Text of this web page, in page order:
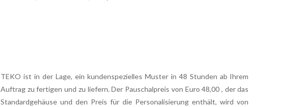
TEKO ist in der Lage, ein kundenspezielles Muster in 48 Stunden ab Ihrem
Auftrag zu fertigen und zu liefern. Der Pauschalpreis von Euro 48,00 , der das
Standardgehäuse und den Preis für die Personalisierung enthält, wird von